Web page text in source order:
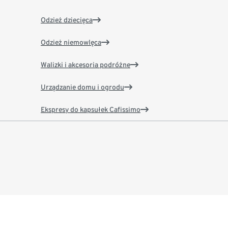
Odzież dziecięca
Odzież niemowlęca
Walizki i akcesoria podróżne
Urządzanie domu i ogrodu
Ekspresy do kapsułek Cafissimo